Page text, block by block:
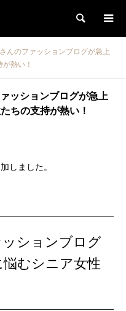
検索
んのファッションブログが急上
熱い！
ッションブログが急上
ちの支持が熱い！
しました。
ションブログ
むシニア女性